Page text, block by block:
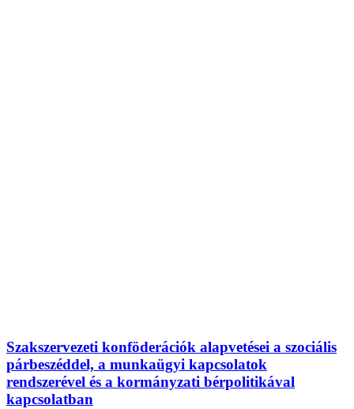
Szakszervezeti konföderációk alapvetései a szociális
párbeszéddel, a munkaügyi kapcsolatok
rendszerével és a kormányzati bérpolitikával
kapcsolatban